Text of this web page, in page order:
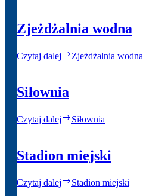
Zjeżdżalnia wodna
Czytaj dalej Zjeżdżalnia wodna
Siłownia
Czytaj dalej Siłownia
Stadion miejski
Czytaj dalej Stadion miejski